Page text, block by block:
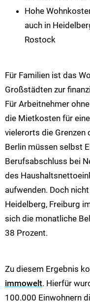
Hohe
auch in
Rostock
Für Familien ist das
Großstädten zur
Für Arbeitnehmer
die Mietkosten für
vielerorts die Grenzen
Berlin müssen selbst
Berufsabschluss bei
des
aufwenden. Doch
Heidelberg, Freiburg
sich die monatliche
38 Prozent.
Zu diesem Ergebnis
immowelt. Hierfür
100.000 Einwohnern